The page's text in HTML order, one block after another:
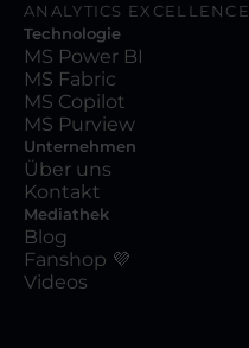
ANALYTICS EXCELLENCE
Technologie
MS Power BI
MS Fabric
MS Copilot
MS Purview
Unternehmen
Über uns
Kontakt
Mediathek
Blog
Fanshop 💜
Videos